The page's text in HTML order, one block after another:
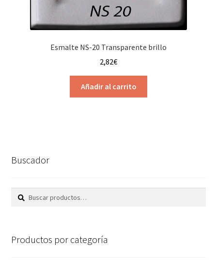
Esmalte NS-20 Transparente brillo
2,82€
Añadir al carrito
Buscador
Buscar
Buscar
Productos por categoría